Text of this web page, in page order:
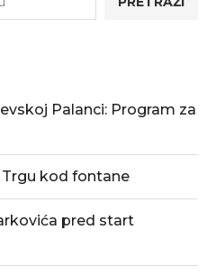
Palanci: Program za
Trgu kod fontane
pred start